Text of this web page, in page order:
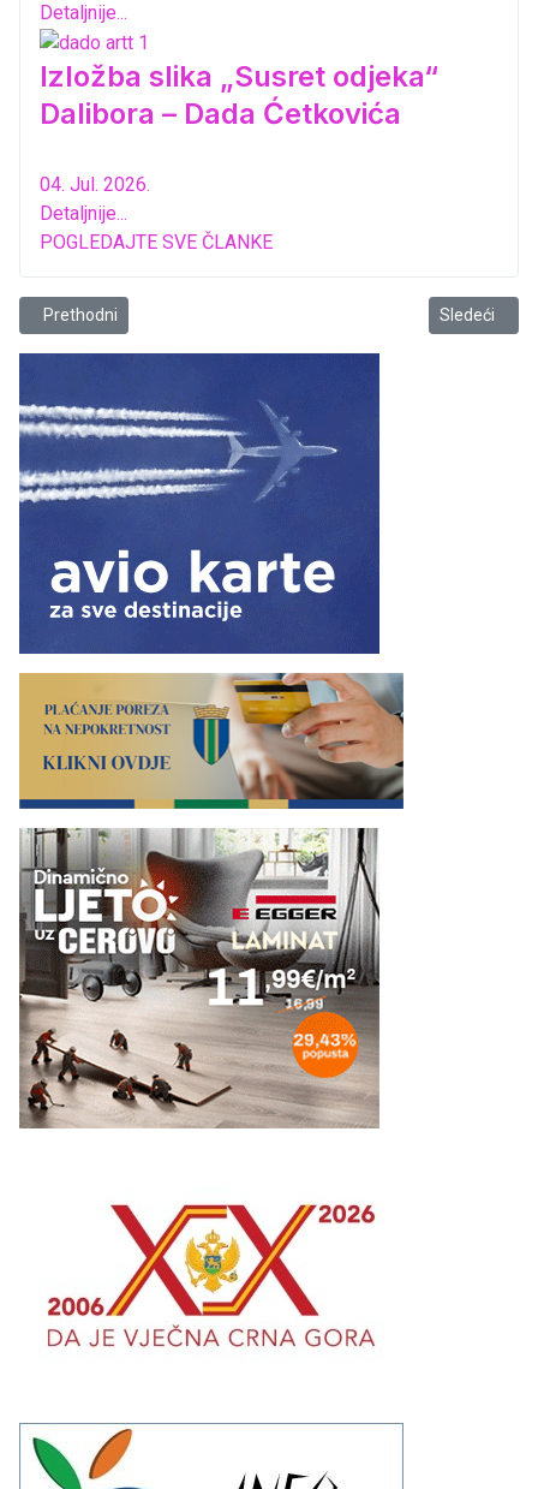
Detaljnije...
Izložba slika „Susret odjeka“
Dalibora – Dada Ćetkovića
04. Jul. 2026.
Detaljnije...
POGLEDAJTE SVE ČLANKE
Prethodni članak: Festival stripa i ilustracije
Prethodni Sledeći
Sledeći